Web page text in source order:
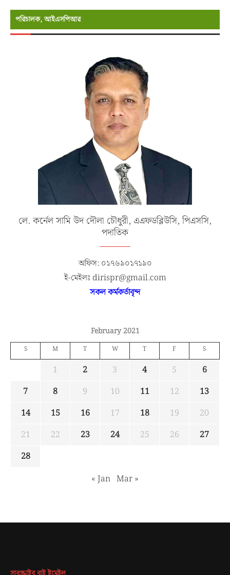
পরিচালক, আইএসপিআর
লে. কর্নেল সামি উদ দৌলা চৌধুরী, এএফডব্লিউসি, পিএসসি,
পদাতিক
অফিস: ০১৭৬৯০১৭১৯০
ই-মেইলঃ dirispr@gmail.com
সকল কর্মকর্তাবৃন্দ
February 2021
S M T W T F S
1 2 3 4 5
6
7
8 9 10 11 12
13
14
15 16 17 18 19
20
21
22 23 24 25 26
27
28
« Jan Mar »